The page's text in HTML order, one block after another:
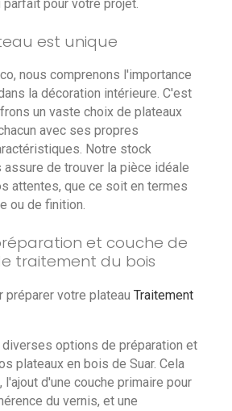
pour votre projet.
est unique
nous comprenons l'importance
la décoration intérieure. C'est
un vaste choix de plateaux
avec ses propres
Notre stock
assure de trouver la pièce idéale
attentes, que ce soit en termes
ou de finition.
et couche de
traitement du bois
préparer votre plateauTraitement
options de préparation et
plateaux en bois de Suar. Cela
l'ajout d'une couche primaire pour
du vernis, et une